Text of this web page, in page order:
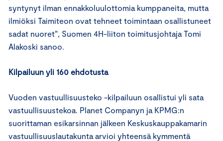
syntynyt ilman ennakkoluulottomia kumppaneita, mutta
ilmiöksi Taimiteon ovat tehneet toimintaan osallistuneet
sadat nuoret”, Suomen 4H-liiton toimitusjohtaja Tomi
Alakoski sanoo.
Kilpailuun yli 160 ehdotusta
Vuoden vastuullisuusteko -kilpailuun osallistui yli sata
vastuullisuustekoa. Planet Companyn ja KPMG:n
suorittaman esikarsinnan jälkeen Keskuskauppakamarin
vastuullisuuslautakunta arvioi yhteensä kymmentä